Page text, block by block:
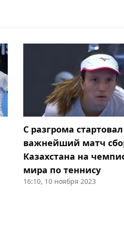
С разгрома стартовал
важнейший матч
Казахстана на
мира по теннису
16:10, 10 ноября 2023